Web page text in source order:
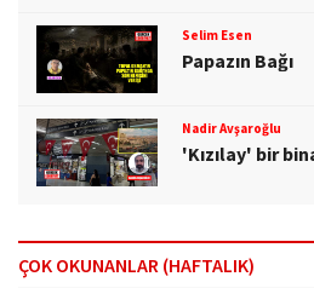
Selim Esen
Papazın Bağı
Nadir Avşaroğlu
'Kızılay' bir
ÇOK OKUNANLAR (HAFTALIK)